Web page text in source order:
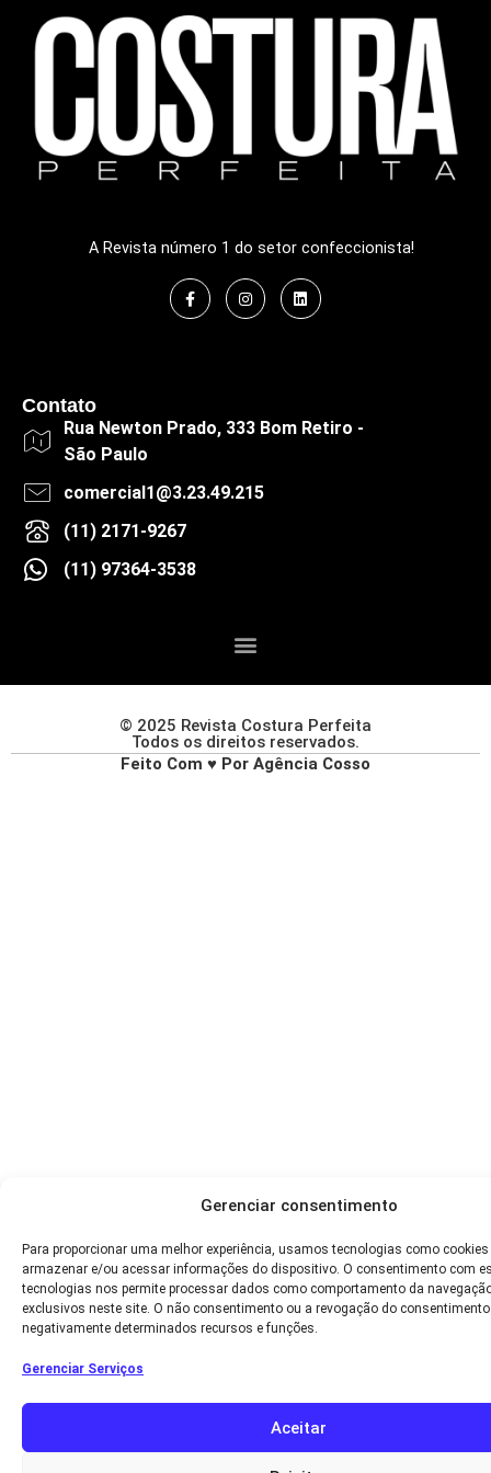
Gerenciar consentimento
Para proporcionar uma melhor experiência, usamos tecnologias como cookies
armazenar e/ou acessar informações do dispositivo. O consentimento com
tecnologias nos permite processar dados como comportamento da
exclusivos neste site. O não consentimento ou a revogação do
negativamente determinados recursos e funções.
Gerenciar Serviços
Aceitar
A Revista número 1 do setor confeccionista!
Contato
Rua Newton Prado, 333 Bom Retiro -
São Paulo
comercial1@3.23.49.215
(11) 2171-9267
(11) 97364-3538
© 2025 Revista Costura Perfeita
Todos os direitos reservados.
Feito Com ♥ Por Agência Cosso